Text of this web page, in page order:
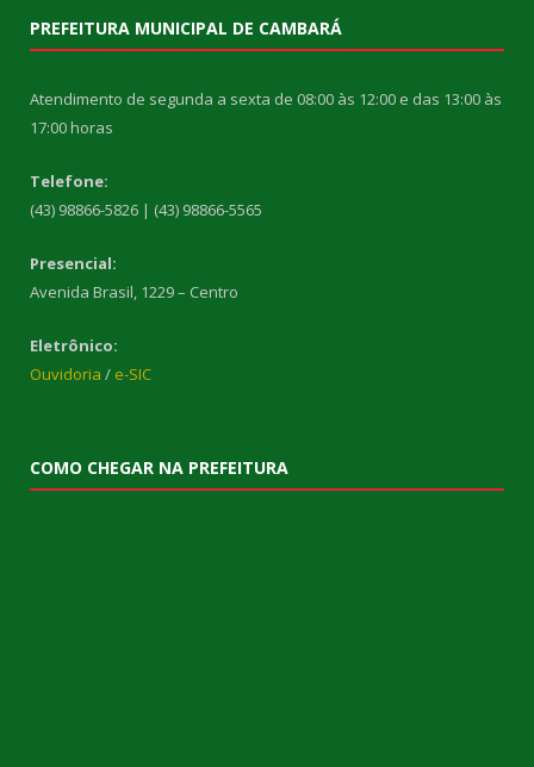
PREFEITURA MUNICIPAL DE CAMBARÁ
Atendimento de segunda a sexta de 08:00 às 12:00 e das 13:00 às
17:00 horas
Telefone:
(43) 98866-5826 | (43) 98866-5565
Presencial:
Avenida Brasil, 1229 – Centro
Eletrônico:
Ouvidoria / e-SIC
COMO CHEGAR NA PREFEITURA